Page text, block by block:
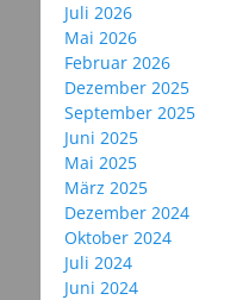
Juli 2026
Mai 2026
Februar 2026
Dezember 2025
September 2025
Juni 2025
Mai 2025
März 2025
Dezember 2024
Oktober 2024
Juli 2024
Juni 2024